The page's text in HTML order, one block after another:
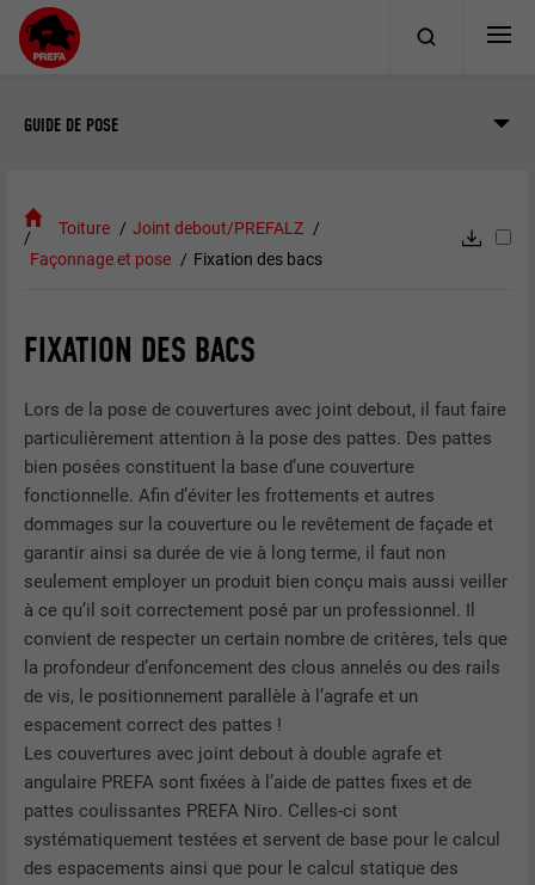
GUIDE DE POSE
Toiture
Joint debout/PREFALZ
Façonnage et pose
Fixation des bacs
FIXATION DES BACS
Lors de la pose de couvertures avec joint debout, il faut faire
particulièrement attention à la pose des pattes. Des pattes
bien posées constituent la base d’une couverture
fonctionnelle. Afin d’éviter les frottements et autres
dommages sur la couverture ou le revêtement de façade et
garantir ainsi sa durée de vie à long terme, il faut non
seulement employer un produit bien conçu mais aussi veiller
à ce qu’il soit correctement posé par un professionnel. Il
convient de respecter un certain nombre de critères, tels que
la profondeur d’enfoncement des clous annelés ou des rails
de vis, le positionnement parallèle à l’agrafe et un
espacement correct des pattes !
Les couvertures avec joint debout à double agrafe et
angulaire PREFA sont fixées à l’aide de pattes fixes et de
pattes coulissantes PREFA Niro. Celles-ci sont
systématiquement testées et servent de base pour le calcul
des espacements ainsi que pour le calcul statique des